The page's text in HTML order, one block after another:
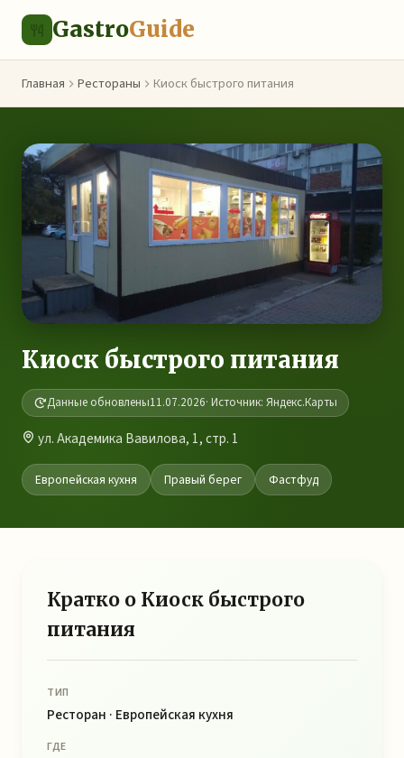
GastroGuide
Главная Рестораны Киоск быстрого питания
Киоск быстрого питания
Данные обновлены11.07.2026· Источник: Яндекс.Карты
ул. Академика Вавилова, 1, стр. 1
Европейская кухня Правый берег Фастфуд
Кратко о Киоск быстрого
питания
ТИП
Ресторан · Европейская кухня
ГДЕ